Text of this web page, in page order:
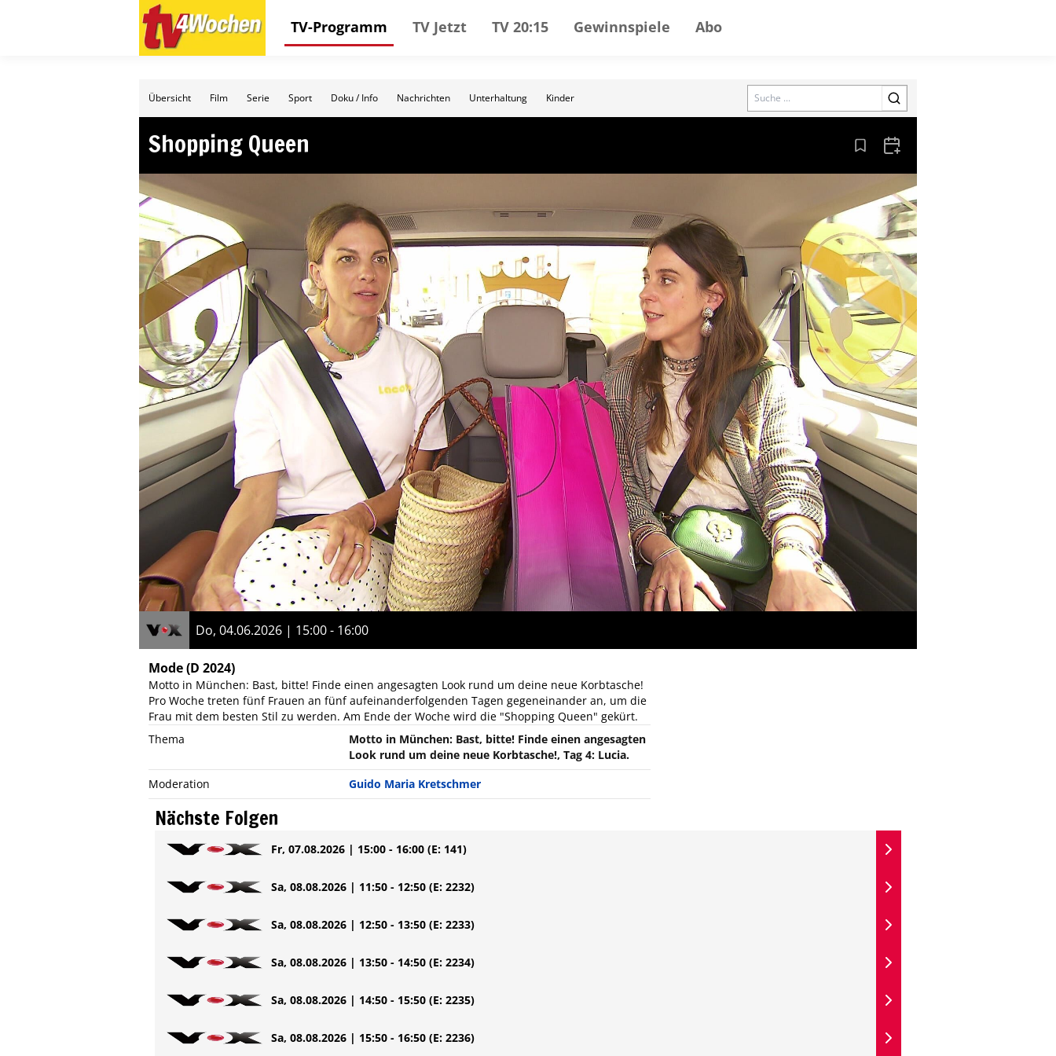
TV-Programm TV Jetzt TV 20:15 Gewinnspiele Abo
Übersicht Film Serie Sport Doku / Info Nachrichten Unterhaltung Kinder Search
Shopping Queen Aus den Lesezeichen entfernen
Zum Kalender hinzufügen
Do, 04.06.2026 | 15:00 - 16:00
Mode(D 2024)
Motto in München: Bast, bitte! Finde einen angesagten Look rund um deine neue Korbtasche!
Pro Woche treten fünf Frauen an fünf aufeinanderfolgenden Tagen gegeneinander an, um die
Frau mit dem besten Stil zu werden. Am Ende der Woche wird die "Shopping Queen" gekürt.
Thema
Motto in München: Bast, bitte! Finde einen angesagten
Look rund um deine neue Korbtasche!, Tag 4: Lucia.
Moderation
Guido Maria Kretschmer
Nächste Folgen
Fr, 07.08.2026 | 15:00 - 16:00 (E: 141)
Sa, 08.08.2026 | 11:50 - 12:50 (E: 2232)
Sa, 08.08.2026 | 12:50 - 13:50 (E: 2233)
Sa, 08.08.2026 | 13:50 - 14:50 (E: 2234)
Sa, 08.08.2026 | 14:50 - 15:50 (E: 2235)
Sa, 08.08.2026 | 15:50 - 16:50 (E: 2236)